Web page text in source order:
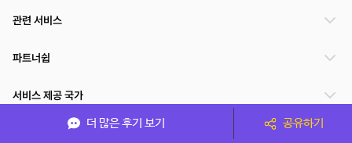
더 많은 후기 보기 공유하기
관련 서비스
파트너쉽
서비스 제공 국가